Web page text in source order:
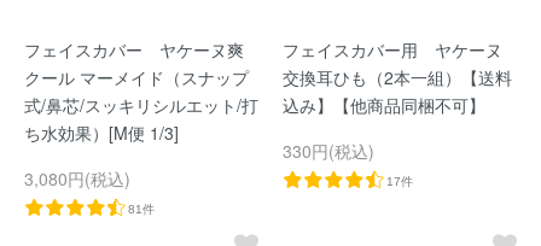
フェイスカバー ヤケーヌ爽
クール マーメイド（スナップ
式/鼻芯/スッキリシルエット/打
ち水効果）[M便 1/3]
3,080円(税込)
81件
フェイスカバー用 ヤケーヌ
交換耳ひも（2本一組）【送料
込み】【他商品同梱不可】
330円(税込)
17件